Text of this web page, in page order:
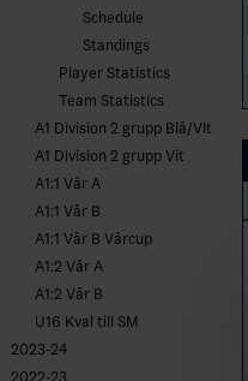
Schedule
Standings
Player Statistics
Team Statistics
A1 Division 2 grupp Blå/VIt
A1 Division 2 grupp Vit
A1:1 Vår A
A1:1 Vår B
A1:1 Vår B Vårcup
A1:2 Vår A
A1:2 Vår B
U16 Kval till SM
2023-24
2022-23